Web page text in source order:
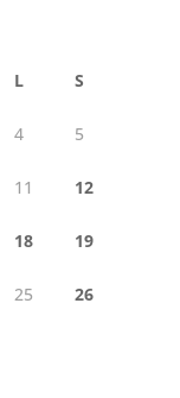
L S
4 5
11 12
18 19
25 26